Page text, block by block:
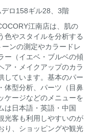
ロ158ギル28、3階
江南店は、肌の
色やスタイルを分析する
ンの測定やカラードレ
ー（イエベ・ブルベの傾
ア・メイクアップのカラ
しています。基本のパー
体型分析、パーツ（目鼻
ケージなどのメニューを
は日本語・英語・中国
光客も利用しやすいのが
り、ショッピングや観光